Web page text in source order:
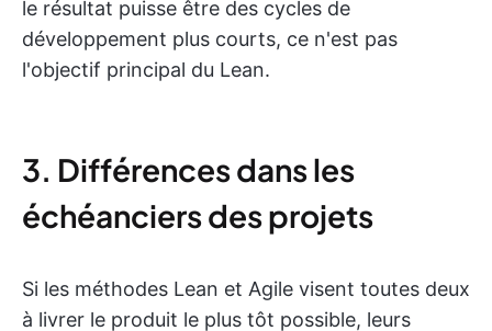
le résultat puisse être des cycles de
développement plus courts, ce n'est pas
l'objectif principal du Lean.
3. Différences dans les
échéanciers des projets
Si les méthodes Lean et Agile visent toutes deux
à livrer le produit le plus tôt possible, leurs